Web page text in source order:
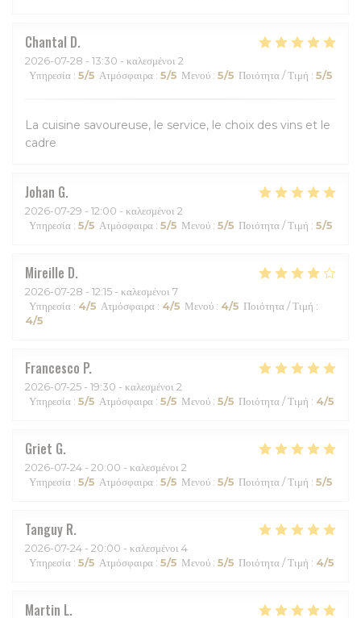
Chantal D
2026-07-28 - 13:30 - καλεσμένοι 2
Υπηρεσία : 5/5 Ατμόσφαιρα : 5/5 Μενού : 5/5 Ποιότητα / Τιμή : 5/5
La cuisine savoureuse, le service, le choix des vins et le
cadre
Johan G
2026-07-29 - 12:00 - καλεσμένοι 2
Υπηρεσία : 5/5 Ατμόσφαιρα : 5/5 Μενού : 5/5 Ποιότητα / Τιμή : 5/5
Mireille D
2026-07-28 - 12:15 - καλεσμένοι 7
Υπηρεσία : 4/5 Ατμόσφαιρα : 4/5 Μενού : 4/5 Ποιότητα / Τιμή :
4/5
Francesco P
2026-07-25 - 19:30 - καλεσμένοι 2
Υπηρεσία : 5/5 Ατμόσφαιρα : 5/5 Μενού : 5/5 Ποιότητα / Τιμή : 4/5
Griet G
2026-07-24 - 20:00 - καλεσμένοι 2
Υπηρεσία : 5/5 Ατμόσφαιρα : 5/5 Μενού : 5/5 Ποιότητα / Τιμή : 5/5
Tanguy R
2026-07-24 - 20:00 - καλεσμένοι 4
Υπηρεσία : 5/5 Ατμόσφαιρα : 5/5 Μενού : 5/5 Ποιότητα / Τιμή : 4/5
Martin L